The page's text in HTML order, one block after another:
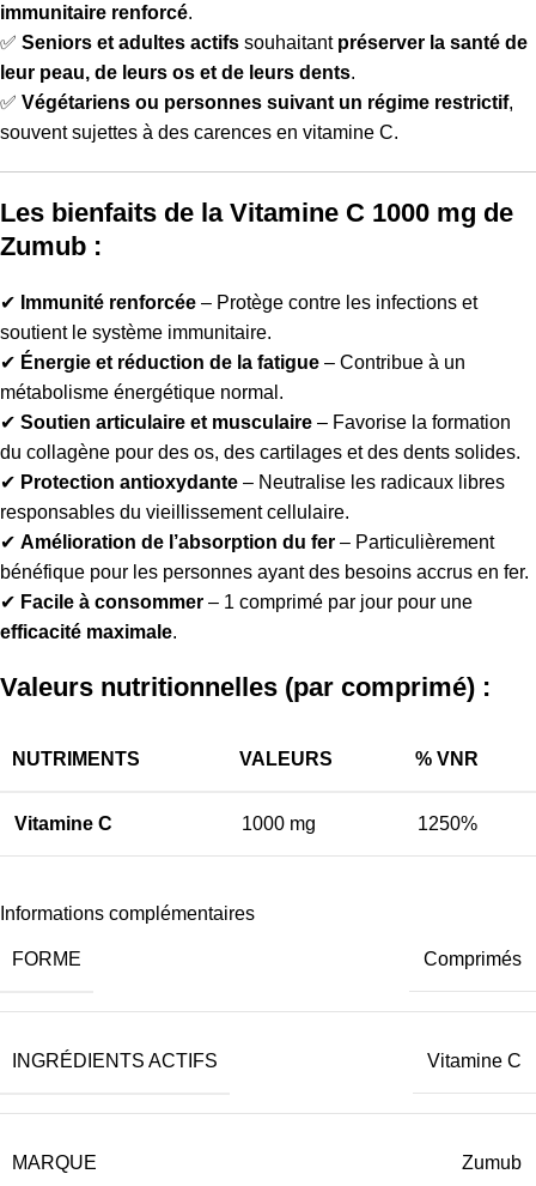
immunitaire renforcé.
✅ Seniors et adultes actifs souhaitant préserver la santé de
leur peau, de leurs os et de leurs dents.
✅ Végétariens ou personnes suivant un régime restrictif,
souvent sujettes à des carences en vitamine C.
Les bienfaits de la Vitamine C 1000 mg de
Zumub :
✔ Immunité renforcée – Protège contre les infections et
soutient le système immunitaire.
✔ Énergie et réduction de la fatigue – Contribue à un
métabolisme énergétique normal.
✔ Soutien articulaire et musculaire – Favorise la formation
du collagène pour des os, des cartilages et des dents solides.
✔ Protection antioxydante – Neutralise les radicaux libres
responsables du vieillissement cellulaire.
✔ Amélioration de l’absorption du fer – Particulièrement
bénéfique pour les personnes ayant des besoins accrus en fer.
✔ Facile à consommer – 1 comprimé par jour pour une
efficacité maximale.
Valeurs nutritionnelles (par comprimé) :
NUTRIMENTS VALEURS % VNR
Vitamine C 1000 mg 1250%
Informations complémentaires
FORME Comprimés
INGRÉDIENTS ACTIFS Vitamine C
MARQUE Zumub